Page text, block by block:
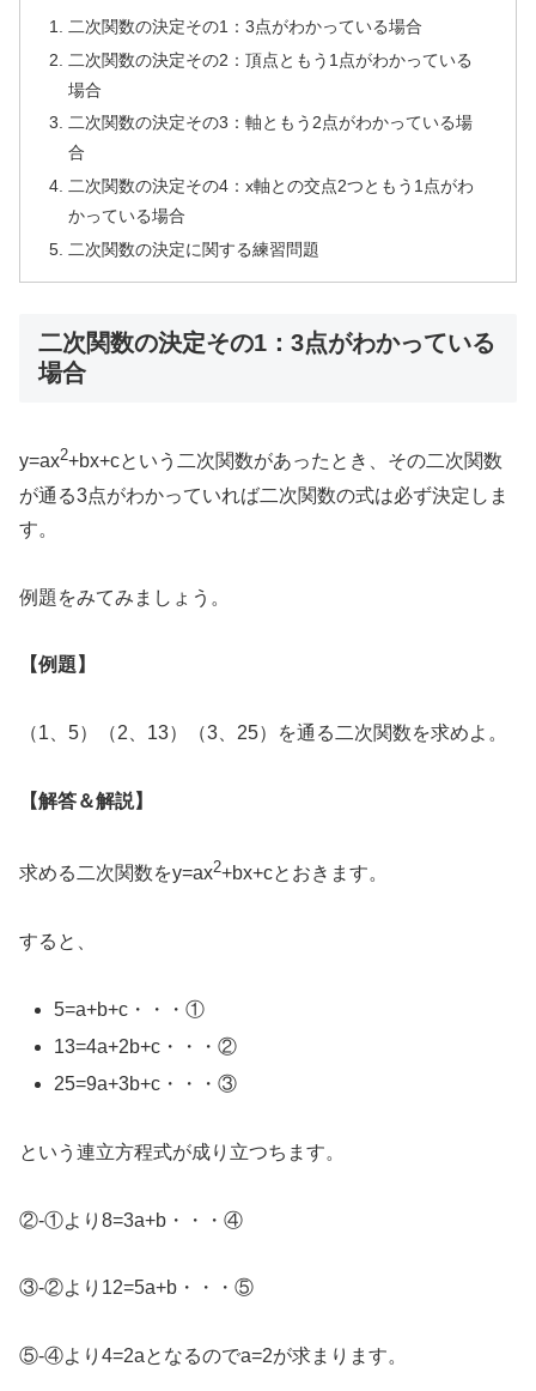
二次関数の決定その1：3点がわかっている場合
二次関数の決定その2：頂点ともう1点がわかっている
場合
二次関数の決定その3：軸ともう2点がわかっている場
合
二次関数の決定その4：x軸との交点2つともう1点がわ
かっている場合
二次関数の決定に関する練習問題
二次関数の決定その1：3点がわかっている
場合
y=ax2+bx+cという二次関数があったとき、その二次関数
が通る3点がわかっていれば二次関数の式は必ず決定しま
す。
例題をみてみましょう。
【例題】
（1、5）（2、13）（3、25）を通る二次関数を求めよ。
【解答＆解説】
求める二次関数をy=ax2+bx+cとおきます。
すると、
5=a+b+c・・・①
13=4a+2b+c・・・②
25=9a+3b+c・・・③
という連立方程式が成り立つちます。
②-①より8=3a+b・・・④
③-②より12=5a+b・・・⑤
⑤-④より4=2aとなるのでa=2が求まります。